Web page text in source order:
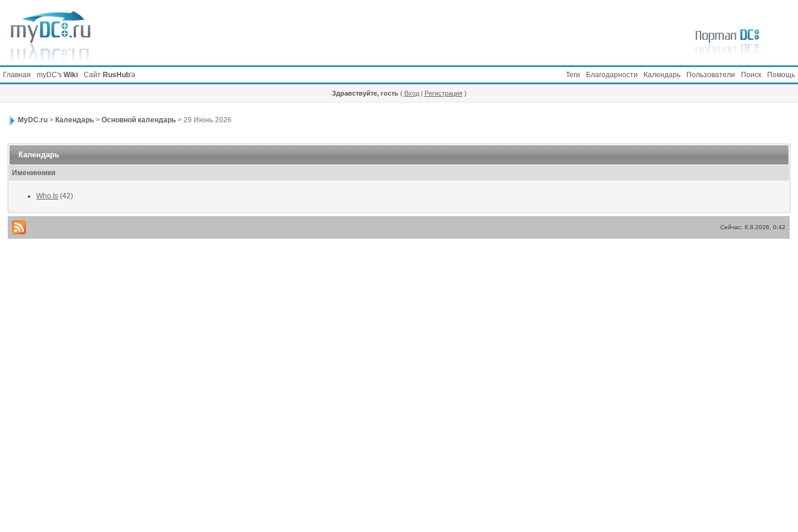
Главная myDC's Wiki Сайт RusHub'а Помощь
Поиск
Пользователи
Календарь
Благодарности
Теги
Здравствуйте, гость( Вход| Регистрация)
MyDC.ru > Календарь >Основной календарь > 29 Июнь 2026
Календарь
Именинники
Who.Is (42)
Сейчас: 8.8.2026, 0:42